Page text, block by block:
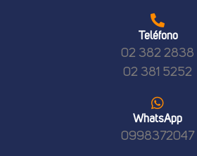
Teléfono
02 382 2838
02 381 5252
WhatsApp
0998372047